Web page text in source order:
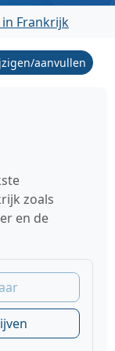
in Frankrijk
aanvullen
zoals
en de